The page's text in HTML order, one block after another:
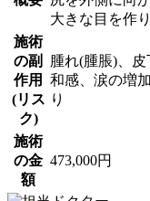
大きな目を作
施術
の副
作用
(リス
ク)
腫れ(腫脹)、
和感、涙の増
り
施術
の金
額
473,000円